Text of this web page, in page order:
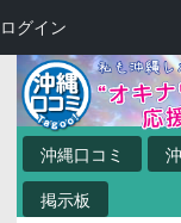
沖縄口コミ
掲示板
ログイン